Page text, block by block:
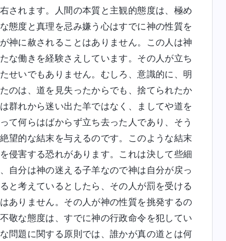
されます。人間の本質と主観的態度は、極め
態度と真理を忌み嫌う心はすでに神の性質を
神に赦されることはありません。この人は神
な働きを経験さえしています。その人が立ち
せいでもありません。むしろ、意識的に、明
のは、道を見失ったからでも、捨てられたか
群れから迷い出た羊ではなく、ましてや道を
て何らはばからず立ち去った人であり、そう
望的な結末を与えるのです。このような結末
侵害する恐れがあります。これは決して些細
自分は神の迷える子羊なので神は自分が戻っ
と考えているとしたら、その人が罰を受ける
ありません。その人が神の性質を挑発するの
敬な態度は、すでに神の行政命令を犯してい
問題に関する原則では、誰かが真の道とは何